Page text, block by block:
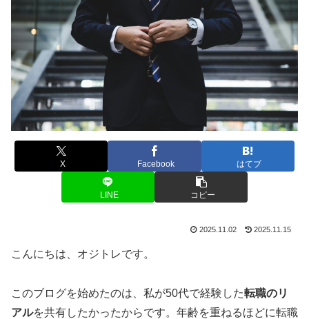
X Facebook はてブ
LINE コピー
2025.11.02 2025.11.15
こんにちは、オジトレです。
このブログを始めたのは、私が50代で経験した転職のリ
アルを共有したかったからです。年齢を重ねるほどに転職